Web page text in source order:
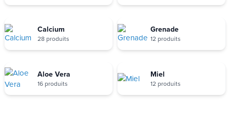
Calcium
28 produits
Grenade
12 produits
Aloe Vera
16 produits
Miel
12 produits